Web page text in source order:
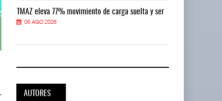
ferroviario ...
ferroviario ...
TMAZ eleva 77% movimiento de carga suelta y ser
05 AGO 2026
AUTORES